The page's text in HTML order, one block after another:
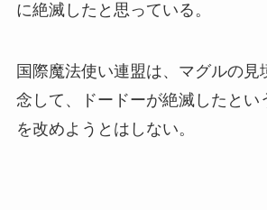
に絶滅したと思っている。
国際魔法使い連盟は、マグルの見
念して、ドードーが絶滅したとい
を改めようとはしない。